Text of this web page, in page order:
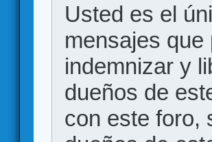
Usted es el
mensajes
indemnizar y
dueños de
con este foro,